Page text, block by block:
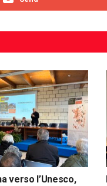
verso l’Unesco,